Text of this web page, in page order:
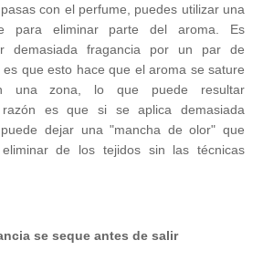
con el perfume, puedes utilizar una
para eliminar parte del aroma. Es
demasiada fragancia por un par de
que esto hace que el aroma se sature
una zona, lo que puede resultar
es que si se aplica demasiada
dejar una "mancha de olor" que
de los tejidos sin las técnicas
se seque antes de salir